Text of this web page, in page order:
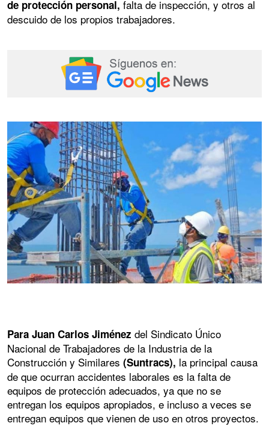
de protección personal, falta de inspección, y otros al
descuido de los propios trabajadores.
Para Juan Carlos Jiménez del Sindicato Único
Nacional de Trabajadores de la Industria de la
Construcción y Similares (Suntracs), la principal causa
de que ocurran accidentes laborales es la falta de
equipos de protección adecuados, ya que no se
entregan los equipos apropiados, e incluso a veces se
entregan equipos que vienen de uso en otros proyectos.